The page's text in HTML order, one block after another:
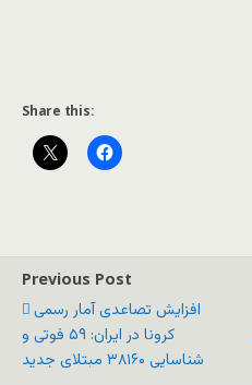
Share this:
Previous Post
افزایش تصاعدی آمار رسمی
کرونا در ایران: ۵۹ فوتی و
شناسایی ۳۸۱۶۰ مبتلای جدید